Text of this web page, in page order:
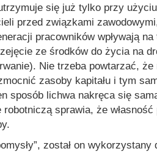
się już tylko przy
przed związkami
pracowników wpływają
ze środków do życia na
Nie trzeba powtarzać,
zasoby kapitału i tym
sposób lichwa nakręca się
robotniczą sprawia, że
został on